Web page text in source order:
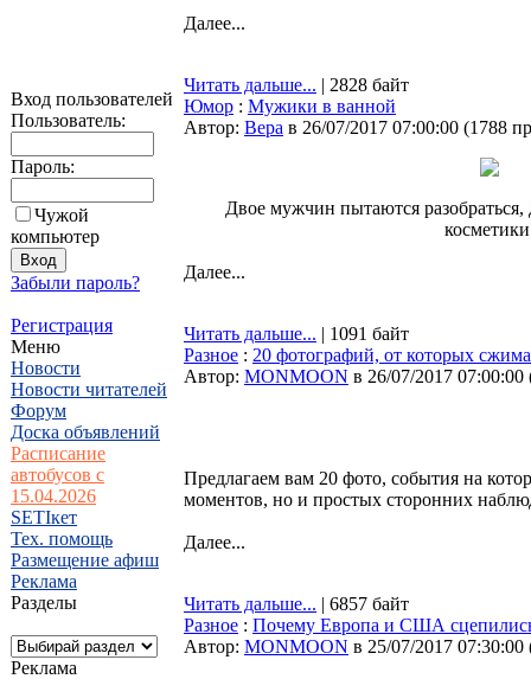
Вход пользователей
Пользователь:
Пароль:
Чужой
компьютер
Забыли пароль?
Регистрация
Меню
Новости
Новости читателей
Форум
Доска объявлений
Расписание
автобусов с
15.04.2026
SETIкет
Тех. помощь
Размещение афиш
Реклама
Разделы
Реклама
Далее...
Читать дальше... | 2828 байт
Юмор : Мужики в ванной
Автор: Bepa в 26/07/2017 07:00:00 (1788
Двое мужчин пытаются
Далее...
Читать дальше... | 1091 байт
Разное : 20 фотографий, от которых
Автор: MONMOON в 26/07/2017 07:00:00
Предлагаем вам 20 фото, события на
моментов, но и простых сторонних
Далее...
Читать дальше... | 6857 байт
Разное : Почему Европа и США
Автор: MONMOON в 25/07/2017 07:30:00